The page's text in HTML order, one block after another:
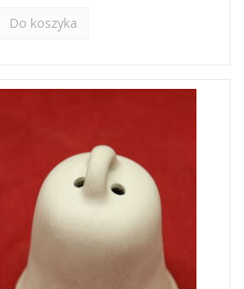
Do koszyka